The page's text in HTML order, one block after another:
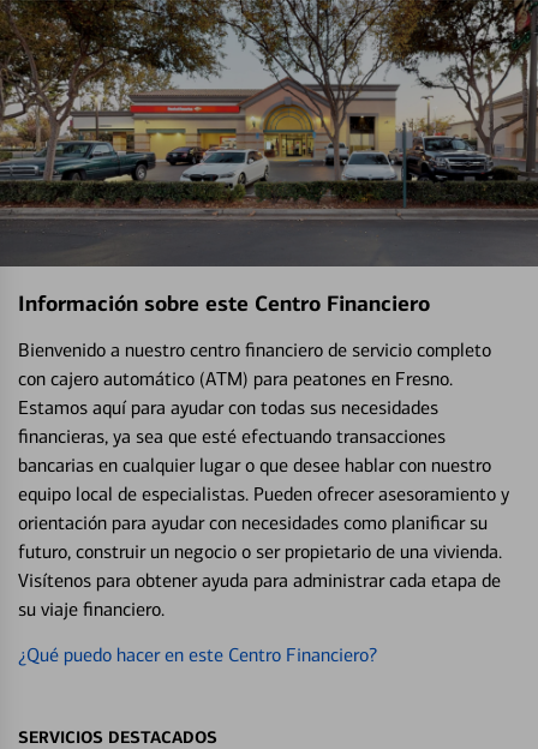
Información sobre este Centro Financiero
Bienvenido a nuestro centro financiero de servicio completo
con cajero automático (ATM) para peatones en Fresno.
Estamos aquí para ayudar con todas sus necesidades
financieras, ya sea que esté efectuando transacciones
bancarias en cualquier lugar o que desee hablar con nuestro
equipo local de especialistas. Pueden ofrecer asesoramiento y
orientación para ayudar con necesidades como planificar su
futuro, construir un negocio o ser propietario de una vivienda.
Visítenos para obtener ayuda para administrar cada etapa de
su viaje financiero.
¿Qué puedo hacer en este Centro Financiero?
SERVICIOS DESTACADOS